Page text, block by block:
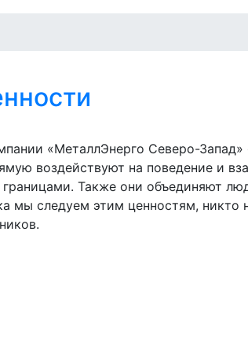
«МеталлЭнерго Северо-Запад»
воздействуют на поведение и
Также они объединяют
мы следуем этим ценностям, никто